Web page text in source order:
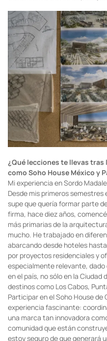
Creta, Atenas y el Oráculo de
islámica, fueron un
el conocer sobre la historia y
transmiten a través de
¿Qué lecciones te llevas
como Soho House México y
Mi experiencia en Sordo
Desde mis primeros semestres
supe que quería formar parte
firma, hace diez años,
más primarias de la
mucho. He trabajado en
abarcando desde hoteles
por proyectos residenciales y
especialmente relevante, dado
en el país, no sólo en la
destinos como Los Cabos,